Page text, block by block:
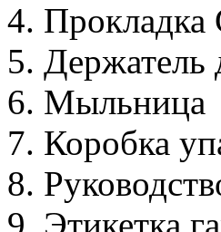
4. Прокладка
5. Держатель
6. Мыльница
7. Коробка
8.